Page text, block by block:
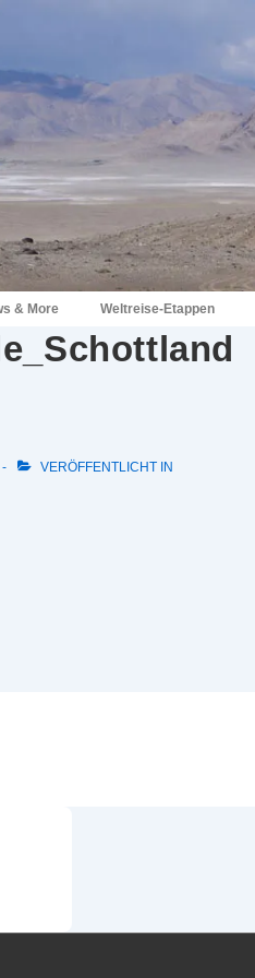
& More Weltreise-Etappen
VERÖFFENTLICHT IN